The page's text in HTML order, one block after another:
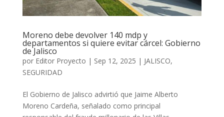
Moreno debe devolver 140 mdp y
departamentos si quiere evitar cárcel: Gobierno
de Jalisco
por Editor Proyecto | Sep 12, 2025 | JALISCO,
SEGURIDAD
El Gobierno de Jalisco advirtió que Jaime Alberto
Moreno Cardeña, señalado como principal